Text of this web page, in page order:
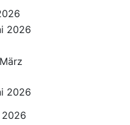
2026
2026
2026